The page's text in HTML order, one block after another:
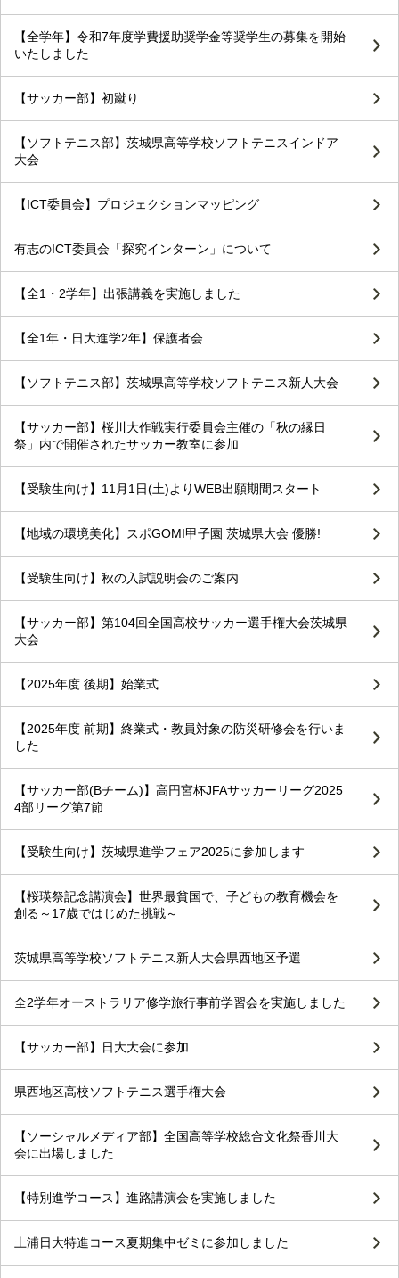
【全学年】令和7年度学費援助奨学金等奨学生の募集を開始
いたしました
【サッカー部】初蹴り
【ソフトテニス部】茨城県高等学校ソフトテニスインドア
大会
【ICT委員会】プロジェクションマッピング
有志のICT委員会「探究インターン」について
【全1・2学年】出張講義を実施しました
【全1年・日大進学2年】保護者会
【ソフトテニス部】茨城県高等学校ソフトテニス新人大会
【サッカー部】桜川大作戦実行委員会主催の「秋の縁日
祭」内で開催されたサッカー教室に参加
【受験生向け】11月1日(土)よりWEB出願期間スタート
【地域の環境美化】スポGOMI甲子園 茨城県大会 優勝!
【受験生向け】秋の入試説明会のご案内
【サッカー部】第104回全国高校サッカー選手権大会茨城県
大会
【2025年度 後期】始業式
【2025年度 前期】終業式・教員対象の防災研修会を行いま
した
【サッカー部(Bチーム)】高円宮杯JFAサッカーリーグ2025
4部リーグ第7節
【受験生向け】茨城県進学フェア2025に参加します
【桜瑛祭記念講演会】世界最貧国で、子どもの教育機会を
創る～17歳ではじめた挑戦～
茨城県高等学校ソフトテニス新人大会県西地区予選
全2学年オーストラリア修学旅行事前学習会を実施しました
【サッカー部】日大大会に参加
県西地区高校ソフトテニス選手権大会
【ソーシャルメディア部】全国高等学校総合文化祭香川大
会に出場しました
【特別進学コース】進路講演会を実施しました
土浦日大特進コース夏期集中ゼミに参加しました